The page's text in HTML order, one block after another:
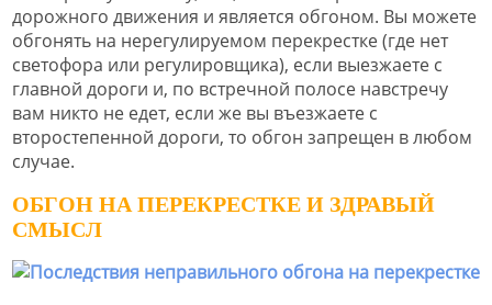
дорожного движения и является обгоном. Вы можете
обгонять на нерегулируемом перекрестке (где нет
светофора или регулировщика), если выезжаете с
главной дороги и, по встречной полосе навстречу
вам никто не едет, если же вы въезжаете с
второстепенной дороги, то обгон запрещен в любом
случае.
ОБГОН НА ПЕРЕКРЕСТКЕ И ЗДРАВЫЙ
СМЫСЛ